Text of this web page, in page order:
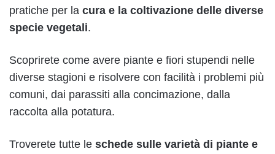
pratiche per la cura e la coltivazione delle diverse
specie vegetali.
Scoprirete come avere piante e fiori stupendi nelle
diverse stagioni e risolvere con facilità i problemi più
comuni, dai parassiti alla concimazione, dalla
raccolta alla potatura.
Troverete tutte le schede sulle varietà di piante e